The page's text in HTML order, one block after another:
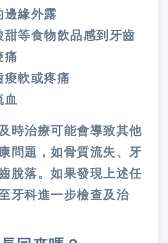
邊緣外露
甜等食物飲品感到牙齒
痛
痠軟或疼痛
血
時治療可能會導致其他
問題，如骨質流失、牙
脫落。如果發現上述任
牙科進一步檢查及治